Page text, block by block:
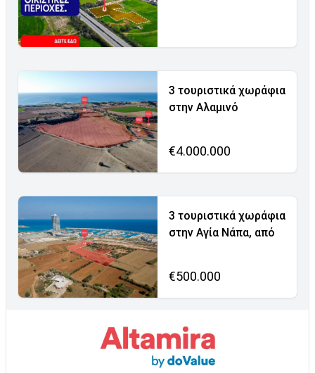
3 τουριστικά χωράφια
στην Αλαμινό
€4.000.000
3 τουριστικά χωράφια
στην Αγία Νάπα, από
€500.000